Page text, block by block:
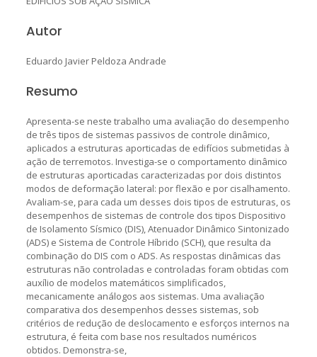
Autor
Eduardo Javier Peldoza Andrade
Resumo
Apresenta-se neste trabalho uma avaliação do desempenho
de três tipos de sistemas passivos de controle dinâmico,
aplicados a estruturas aporticadas de edifícios submetidas à
ação de terremotos. Investiga-se o comportamento dinâmico
de estruturas aporticadas caracterizadas por dois distintos
modos de deformação lateral: por flexão e por cisalhamento.
Avaliam-se, para cada um desses dois tipos de estruturas, os
desempenhos de sistemas de controle dos tipos Dispositivo
de Isolamento Sísmico (DIS), Atenuador Dinâmico Sintonizado
(ADS) e Sistema de Controle Híbrido (SCH), que resulta da
combinação do DIS com o ADS. As respostas dinâmicas das
estruturas não controladas e controladas foram obtidas com
auxílio de modelos matemáticos simplificados,
mecanicamente análogos aos sistemas. Uma avaliação
comparativa dos desempenhos desses sistemas, sob
critérios de redução de deslocamento e esforços internos na
estrutura, é feita com base nos resultados numéricos
obtidos. Demonstra-se,